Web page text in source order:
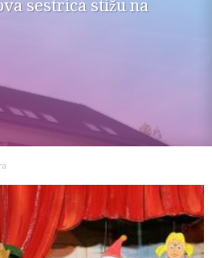
sestrica stižu na